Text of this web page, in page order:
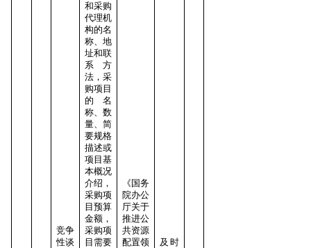
竞争
性谈
和采购
代理机
构的名
称、地
址和联
系方
法，采
购项目
的名
称、数
量、简
要规格
描述或
项目基
本概况
介绍，
采购项
目预算
金额，
采购项
目需要
《国务
院办公
厅关于
推进公
共资源
配置领
及时